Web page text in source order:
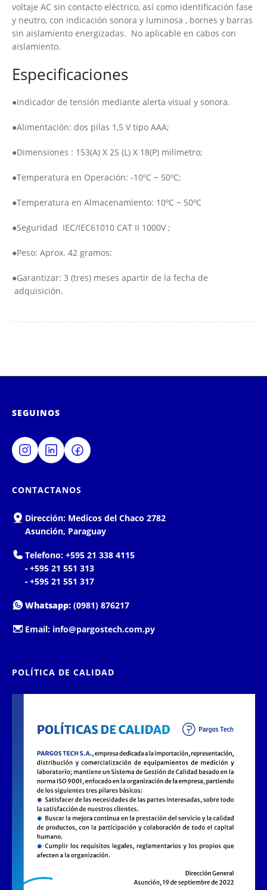
voltaje AC sin contacto eléctrico, así como identificación fase
y neutro, con indicación sonora y luminosa , bornes y barras
sin aislamiento energizadas. No aplicable en cabos con
aislamiento.
Especificaciones
●Indicador de tensión mediante alerta visual y sonora.
●Alimentación: dos pilas 1,5 V tipo AAA;
●Dimensiones : 153(A) X 25 (L) X 18(P) milímetro;
●Temperatura en Operación: -10ºC ~ 50ºC;
●Temperatura en Almacenamiento: 10ºC ~ 50ºC
●Seguridad IEC/IEC61010 CAT II 1000V ;
●Peso: Aprox. 42 gramos;
●Garantizar: 3 (tres) meses apartir de la fecha de
adquisición.
SEGUINOS
CONTACTANOS
Dirección: Medicos del Chaco 2782
Asunción, Paraguay
Telefono: +595 21 338 4115
-+595 21 551 313
-+595 21 551 317
Whatsapp: (0981) 876217
Email: info@pargostech.com.py
POLÍTICA DE CALIDAD